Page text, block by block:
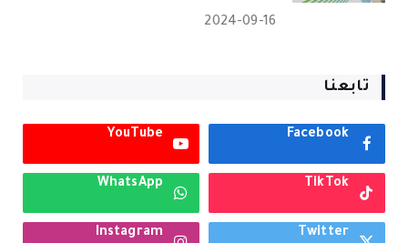
2024-09-16
تابعنا
Facebook
YouTube
TikTok
WhatsApp
Twitter
Instagram